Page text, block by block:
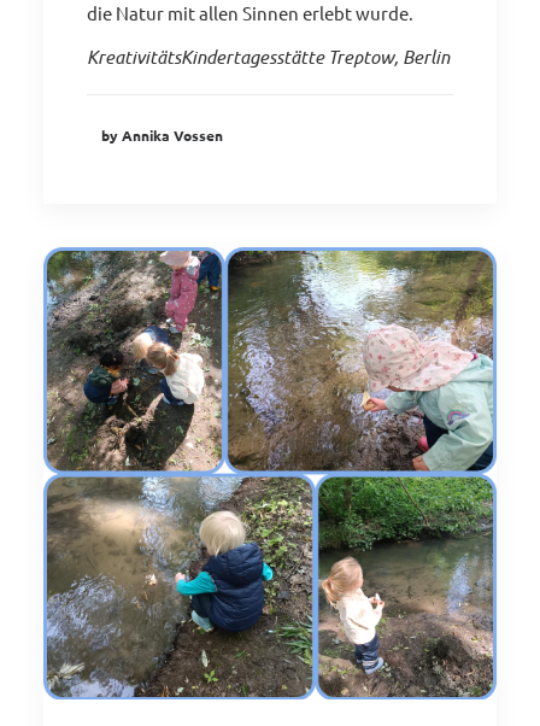
die Natur mit allen Sinnen erlebt wurde.
KreativitätsKindertagesstätte Treptow, Berlin
by Annika Vossen